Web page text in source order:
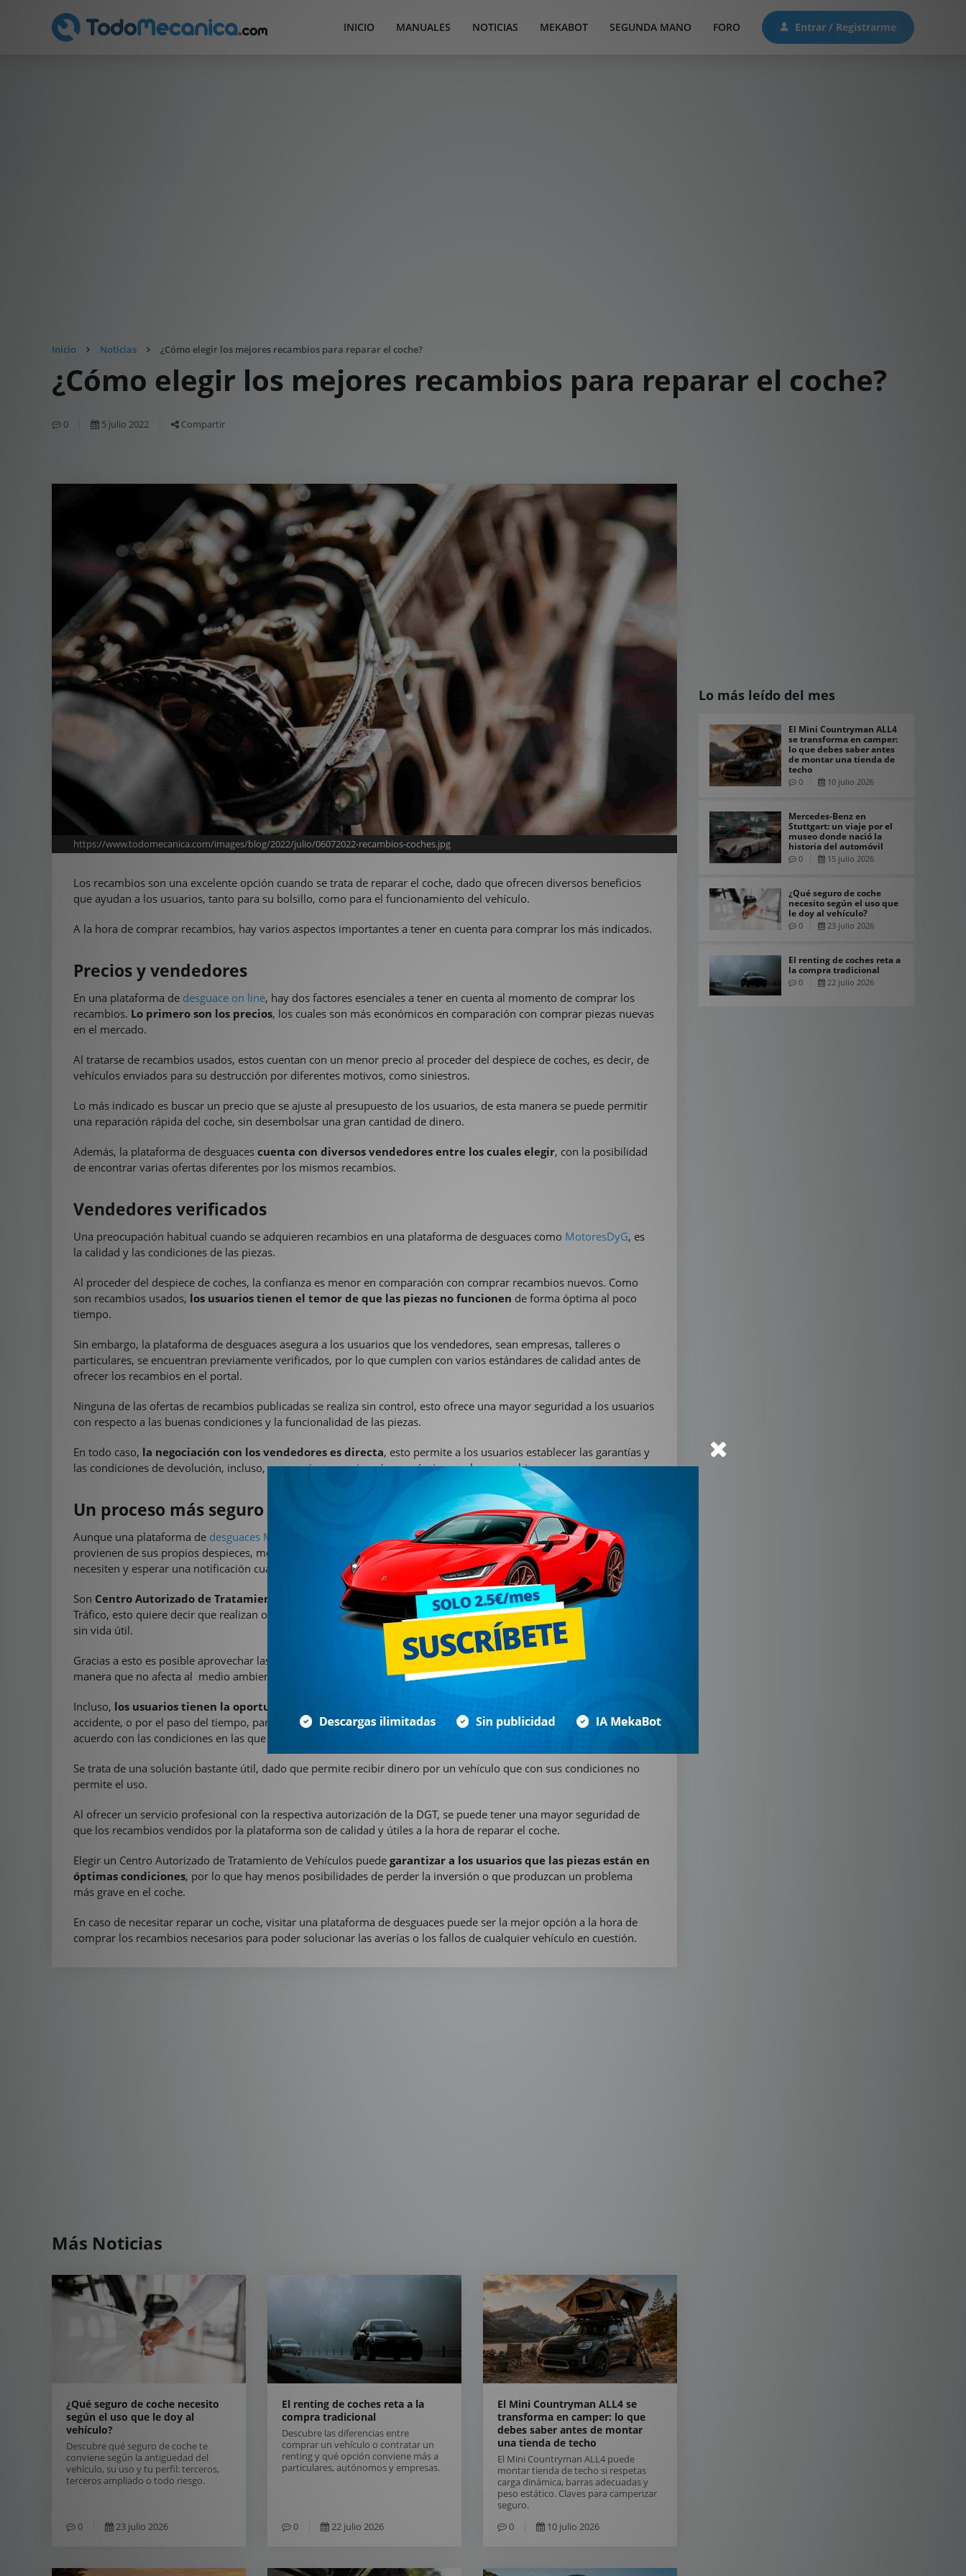
INICIO MANUALES NOTICIAS MEKABOT SEGUNDA MANO FORO Entrar / Registrarme
Inicio Noticias ¿Cómo elegir los mejores recambios para reparar el coche?
¿Cómo elegir los mejores recambios para reparar el coche?
0 5 julio 2022 Compartir
https://www.todomecanica.com/images/blog/2022/julio/06072022-recambios-coches.jpg
Los recambios son una excelente opción cuando se trata de reparar el coche, dado que ofrecen diversos beneficios
que ayudan a los usuarios, tanto para su bolsillo, como para el funcionamiento del vehículo.
A la hora de comprar recambios, hay varios aspectos importantes a tener en cuenta para comprar los más indicados.
Precios y vendedores
En una plataforma de desguace on line, hay dos factores esenciales a tener en cuenta al momento de comprar los
recambios. Lo primero son los precios, los cuales son más económicos en comparación con comprar piezas nuevas
en el mercado.
Al tratarse de recambios usados, estos cuentan con un menor precio al proceder del despiece de coches, es decir, de
vehículos enviados para su destrucción por diferentes motivos, como siniestros.
Lo más indicado es buscar un precio que se ajuste al presupuesto de los usuarios, de esta manera se puede permitir
una reparación rápida del coche, sin desembolsar una gran cantidad de dinero.
Además, la plataforma de desguaces cuenta con diversos vendedores entre los cuales elegir, con la posibilidad
de encontrar varias ofertas diferentes por los mismos recambios.
Vendedores verificados
Una preocupación habitual cuando se adquieren recambios en una plataforma de desguaces como MotoresDyG, es
la calidad y las condiciones de las piezas.
Al proceder del despiece de coches, la confianza es menor en comparación con comprar recambios nuevos. Como
son recambios usados, los usuarios tienen el temor de que las piezas no funcionen de forma óptima al poco
tiempo.
Sin embargo, la plataforma de desguaces asegura a los usuarios que los vendedores, sean empresas, talleres o
particulares, se encuentran previamente verificados, por lo que cumplen con varios estándares de calidad antes de
ofrecer los recambios en el portal.
Ninguna de las ofertas de recambios publicadas se realiza sin control, esto ofrece una mayor seguridad a los usuarios
con respecto a las buenas condiciones y la funcionalidad de las piezas.
En todo caso, la negociación con los vendedores es directa, esto permite a los usuarios establecer las garantías y
las condiciones de devolución, incluso, conseguir un precio más económico por los recambios.
Un proceso más seguro y legal
Aunque una plataforma de desguaces Murcia
ofrece recambios de otros vendedores, también cuenta con piezas que
provienen de sus propios despieces, motivo por el cual se puede solicitar directamente a ellos los recambios que se
necesiten y esperar una notificación cuando lo encuentren.
Son Centro Autorizado de Tratamiento de Vehículos
, con la validez y autorización de la Dirección General de
Tráfico, esto quiere decir que realizan operaciones de descontaminación y desinfección, y tratamientos de los coches
sin vida útil.
Gracias a esto es posible aprovechar las piezas en buenas condiciones, mientras que el resto es eliminado de tal
manera que no afecta al medio ambiente.
Incluso, los usuarios tienen la oportunidad de entregar su coche inservible
accidente, o por el paso del tiempo, para que un equipo profesional realice una tasación e indique su valor de
acuerdo con las condiciones en las que se encuentre.
Se trata de una solución bastante útil, dado que permite recibir dinero por un vehículo que con sus condiciones no
permite el uso.
Al ofrecer un servicio profesional con la respectiva autorización de la DGT, se puede tener una mayor seguridad de
que los recambios vendidos por la plataforma son de calidad y útiles a la hora de reparar el coche.
Elegir un Centro Autorizado de Tratamiento de Vehículos puede garantizar a los usuarios que las piezas están en
óptimas condiciones, por lo que hay menos posibilidades de perder la inversión o que produzcan un problema
más grave en el coche.
En caso de necesitar reparar un coche, visitar una plataforma de desguaces puede ser la mejor opción a la hora de
comprar los recambios necesarios para poder solucionar las averías o los fallos de cualquier vehículo en cuestión.
Más Noticias
¿Qué seguro de coche necesito
según el uso que le doy al
vehículo?
Descubre qué seguro de coche te
conviene según la antigüedad del
vehículo, su uso y tu perfil: terceros,
terceros ampliado o todo riesgo.
0 23 julio 2026
El renting de coches reta a la
compra tradicional
Descubre las diferencias entre
comprar un vehículo o contratar un
renting y qué opción conviene más a
particulares, autónomos y empresas.
0 22 julio 2026
El Mini Countryman ALL4 se
transforma en camper: lo que
debes saber antes de montar
una tienda de techo
El Mini Countryman ALL4 puede
montar tienda de techo si respetas
carga dinámica, barras adecuadas y
peso estático. Claves para camperizar
seguro.
0
10 julio 2026
Lo más leído del mes
El Mini Countryman ALL4
se transforma en camper:
lo que debes saber antes
de montar una tienda de
techo
0 10 julio 2026
Mercedes-Benz en
Stuttgart: un viaje por el
museo donde nació la
historia del automóvil
0 15 julio 2026
¿Qué seguro de coche
necesito según el uso que
le doy al vehículo?
0 23 julio 2026
El renting de coches reta a
la compra tradicional
0 22 julio 2026